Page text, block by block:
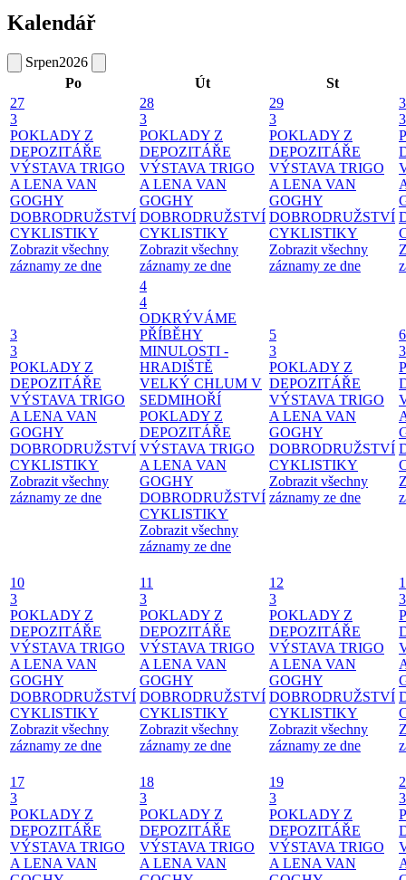
Kalendář
Srpen2026
Po
Út
St
27
3
POKLADY Z
DEPOZITÁŘE
VÝSTAVA TRIGO
A LENA VAN
GOGHY
DOBRODRUŽSTVÍ
CYKLISTIKY
Zobrazit všechny
záznamy ze dne
28
3
POKLADY Z
DEPOZITÁŘE
VÝSTAVA TRIGO
A LENA VAN
GOGHY
DOBRODRUŽSTVÍ
CYKLISTIKY
Zobrazit všechny
záznamy ze dne
29
3
POKLADY Z
DEPOZITÁŘE
VÝSTAVA TRIGO
A LENA VAN
GOGHY
DOBRODRUŽSTVÍ
CYKLISTIKY
Zobrazit všechny
záznamy ze dne
3
3
3
POKLADY Z
DEPOZITÁŘE
VÝSTAVA TRIGO
A LENA VAN
GOGHY
DOBRODRUŽSTVÍ
CYKLISTIKY
Zobrazit všechny
záznamy ze dne
4
4
ODKRÝVÁME
PŘÍBĚHY
MINULOSTI -
HRADIŠTĚ
VELKÝ CHLUM V
SEDMIHOŘÍ
POKLADY Z
DEPOZITÁŘE
VÝSTAVA TRIGO
A LENA VAN
GOGHY
DOBRODRUŽSTVÍ
CYKLISTIKY
Zobrazit všechny
záznamy ze dne
5
3
POKLADY Z
DEPOZITÁŘE
VÝSTAVA TRIGO
A LENA VAN
GOGHY
DOBRODRUŽSTVÍ
CYKLISTIKY
Zobrazit všechny
záznamy ze dne
6
3
10
3
POKLADY Z
DEPOZITÁŘE
VÝSTAVA TRIGO
A LENA VAN
GOGHY
DOBRODRUŽSTVÍ
CYKLISTIKY
Zobrazit všechny
záznamy ze dne
11
3
POKLADY Z
DEPOZITÁŘE
VÝSTAVA TRIGO
A LENA VAN
GOGHY
DOBRODRUŽSTVÍ
CYKLISTIKY
Zobrazit všechny
záznamy ze dne
12
3
POKLADY Z
DEPOZITÁŘE
VÝSTAVA TRIGO
A LENA VAN
GOGHY
DOBRODRUŽSTVÍ
CYKLISTIKY
Zobrazit všechny
záznamy ze dne
3
17
3
POKLADY Z
DEPOZITÁŘE
VÝSTAVA TRIGO
A LENA VAN
18
3
POKLADY Z
DEPOZITÁŘE
VÝSTAVA TRIGO
A LENA VAN
19
3
POKLADY Z
DEPOZITÁŘE
VÝSTAVA TRIGO
A LENA VAN
3